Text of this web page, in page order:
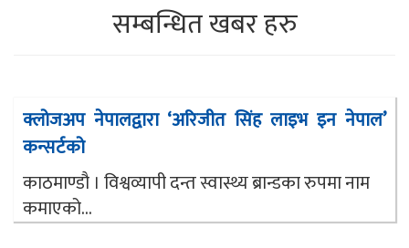
सम्बन्धित खबर हरु
क्लोजअप नेपालद्वारा ‘अरिजीत सिंह लाइभ इन नेपाल’
कन्सर्टको
काठमाण्डौ । विश्वव्यापी दन्त स्वास्थ्य ब्रान्डका रुपमा नाम
कमाएको...